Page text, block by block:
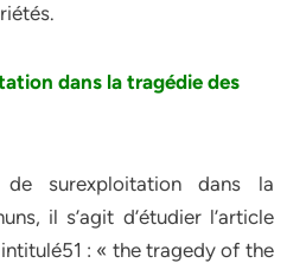
dans la tragédie des
de surexploitation dans la
il s’agit d’étudier l’article
: « the tragedy of the